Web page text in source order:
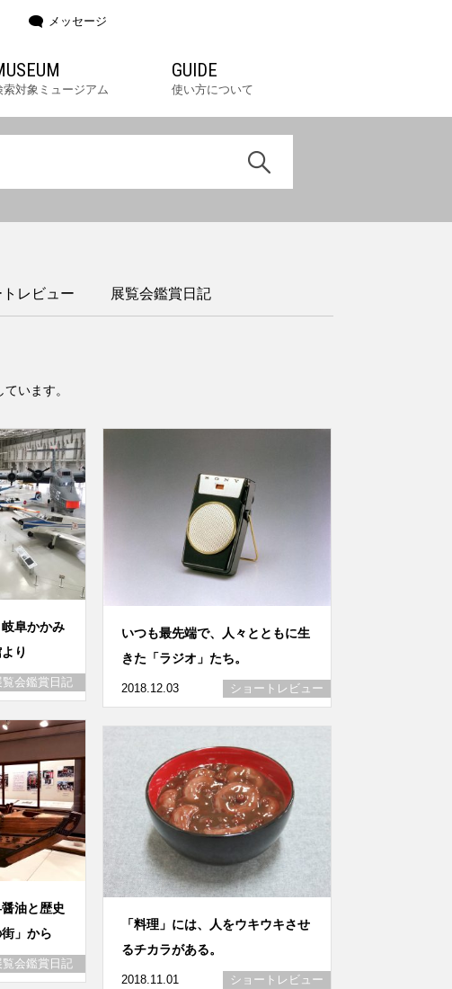
索対象ミュージアム
GUIDE
使い方について
メッセージ
レビュー 展覧会鑑賞日記
います。
阜かかみ
り
覧会鑑賞日記
いつも最先端で、人々とともに生
きた「ラジオ」たち。
2018.12.03 ショートレビュー
油と歴史
」から
覧会鑑賞日記
「料理」には、人をウキウキさせ
るチカラがある。
2018.11.01 ショートレビュー